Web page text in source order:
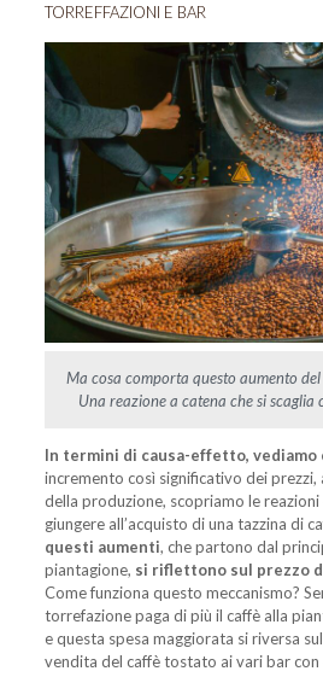
TORREFFAZIONI E BAR
Ma cosa comporta questo aumento
Una reazione a catena che si
In termini di causa-effetto, vediamo
incremento così significativo dei prezzi,
della produzione, scopriamo le reazioni
giungere all’acquisto di una tazzina di
questi aumenti, che partono dal
piantagione, si riflettono sul prezzo
Come funziona questo meccanismo?
torrefazione paga di più il caffè alla
e questa spesa maggiorata si riversa
vendita del caffè tostato ai vari bar con